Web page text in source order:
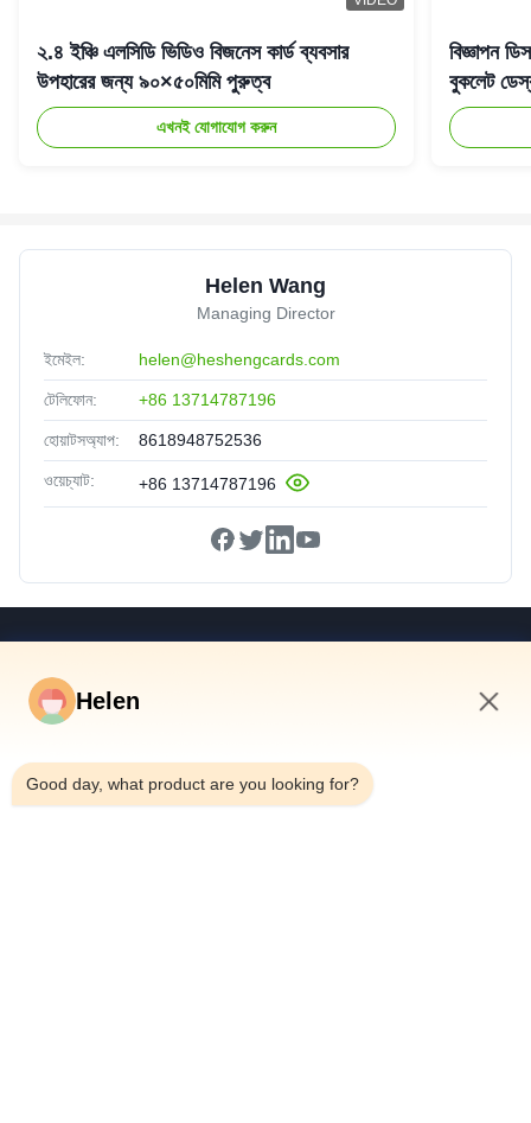
২.৪ ইঞ্চি এলসিডি ভিডিও বিজনেস কার্ড ব্যবসার
উপহারের জন্য ৯০×৫০মিমি পুরুত্ব
এখনই যোগাযোগ করুন
বিজ্ঞাপন
বুকলেট
Helen Wang
Managing Director
ইমেইল: helen@heshengcards.com
টেলিফোন: +86 13714787196
হোয়াটসঅ্যাপ: 8618948752536
ওয়েচ্যাট: +86 13714787196
আমাদের সম্পর্কে
Helen
Good day, what product are you looking for?